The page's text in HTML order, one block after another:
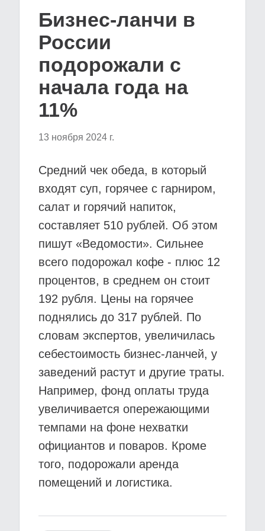
Бизнес-ланчи в
России
подорожали с
начала года на
11%
13 ноября 2024 г.
Средний чек обеда, в который
входят суп, горячее с гарниром,
салат и горячий напиток,
составляет 510 рублей. Об этом
пишут «Ведомости». Сильнее
всего подорожал кофе - плюс 12
процентов, в среднем он стоит
192 рубля. Цены на горячее
поднялись до 317 рублей. По
словам экспертов, увеличилась
себестоимость бизнес-ланчей, у
заведений растут и другие траты.
Например, фонд оплаты труда
увеличивается опережающими
темпами на фоне нехватки
официантов и поваров. Кроме
того, подорожали аренда
помещений и логистика.